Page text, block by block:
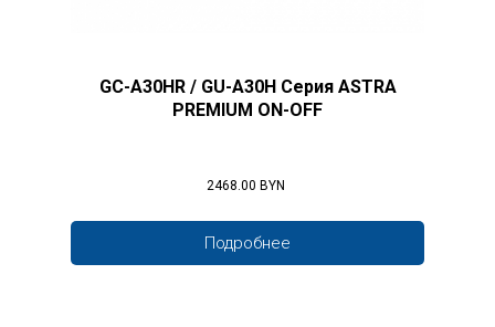
GC-A30HR / GU-A30H Серия ASTRA
PREMIUM ON-OFF
2468.00 BYN
Подробнее